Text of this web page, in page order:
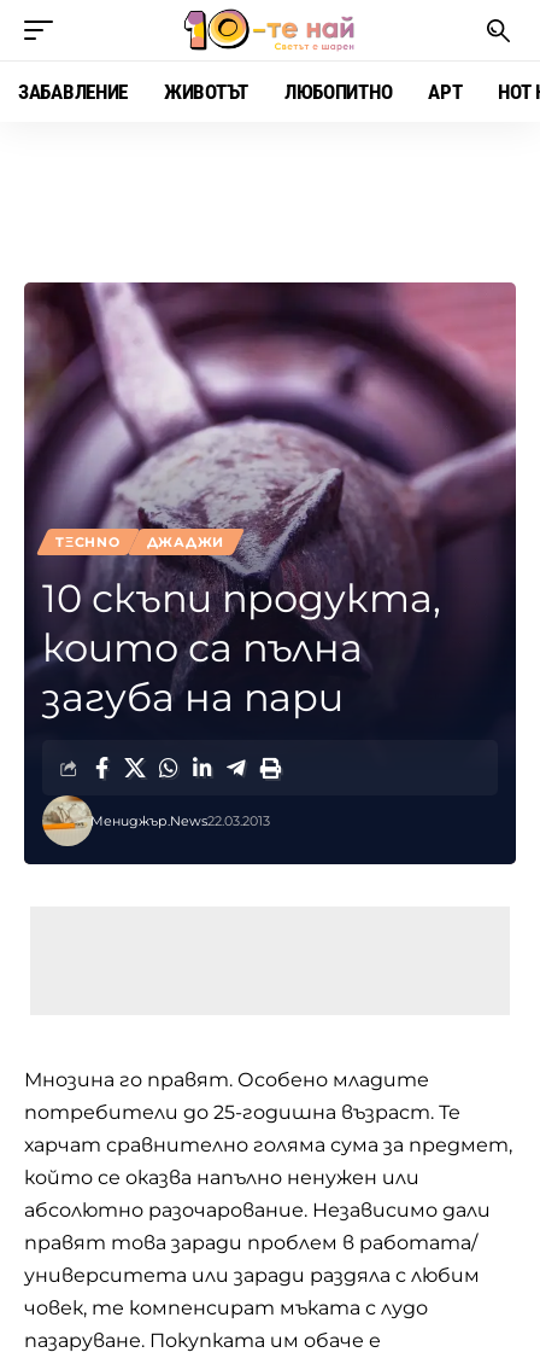
ЗАБАВЛЕНИЕ ЖИВОТЪТ ЛЮБОПИТНО АРТ HOT
TΞCHNO ДЖАДЖИ
10 скъпи продукта,
които са пълна
загуба на пари
Мениджър.News22.03.2013
Мнозина го правят. Особено младите
потребители до 25-годишна възраст. Те
харчат сравнително голяма сума за предмет,
който се оказва напълно ненужен или
абсолютно разочарование. Независимо дали
правят това заради проблем в работата/
университета или заради раздяла с любим
човек, те компенсират мъката с лудо
пазаруване. Покупката им обаче е